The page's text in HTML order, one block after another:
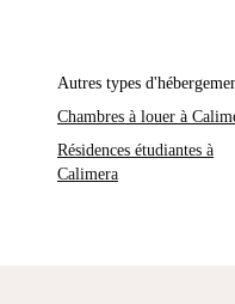
Autres types
Chambres à louer à
Résidences étudiantes à
Calimera